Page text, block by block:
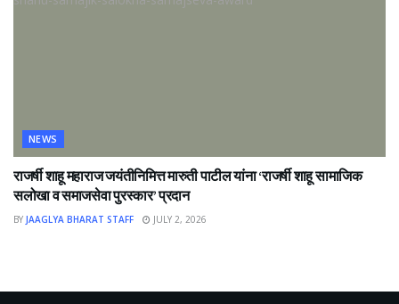
NEWS
राजर्षी शाहू महाराज जयंतीनिमित्त मारुती पाटील यांना ‘राजर्षी शाहू सामाजिक
सलोखा व समाजसेवा पुरस्कार’ प्रदान
BY JAAGLYA BHARAT STAFF JULY 2, 2026